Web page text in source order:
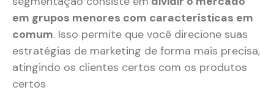
em grupos menores com características em
comum. Isso permite que você direcione suas
estratégias de marketing de forma mais precisa,
atingindo os clientes certos com os produtos
certos​